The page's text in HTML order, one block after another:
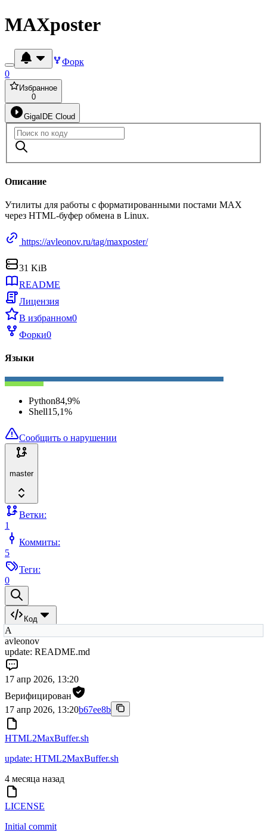
MAXposter
Форк
0
Избранное
0
GigaIDE Cloud
Описание
Утилиты для работы с форматированными постами MAX
через HTML-буфер обмена в Linux.
https://avleonov.ru/tag/maxposter/
31 KiB
README
Лицензия
В избранном0
Форки0
Языки
Python84,9%
Shell15,1%
Сообщить о нарушении
master
Ветки:
1
Коммиты:
5
Теги:
0
Код
A
avleonov
update: README.md
17 апр 2026, 13:20
Верифицирован
17 апр 2026, 13:20b67ee8b
HTML2MaxBuffer.sh
update: HTML2MaxBuffer.sh
4 месяца назад
LICENSE
Initial commit